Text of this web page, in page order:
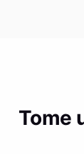
Tome